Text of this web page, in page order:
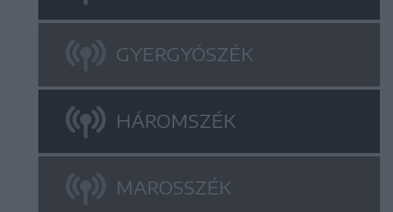
GYERGYÓSZÉK
HÁROMSZÉK
MAROSSZÉK